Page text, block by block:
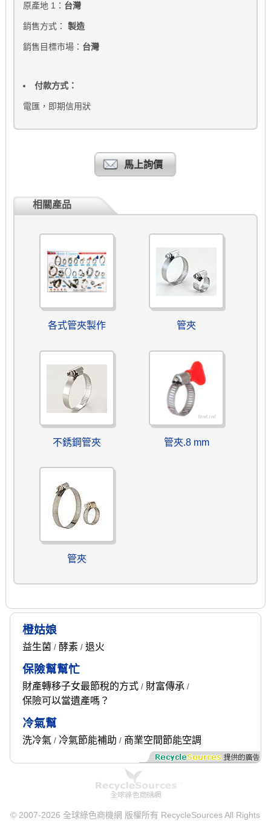
原產地 1： 台灣
銷售方式： 製造
銷售目標市場： 台灣
付款方式：
電匯，即期信用狀
馬上詢價
相關產品
各式管夾製作 管夾
不銹鋼管夾 管夾.8 mm
管夾
橙姑娘
益生菌 / 酵素/ 退火
保險幫幫忙
財產轉移子女最節稅的方式/ 財富傳承/
保險可以當遺產嗎？
冷氣幫
洗冷氣/ 冷氣節能補助 / 商業空間節能空調
© 2007-2026 全球綠色商機網 版權所有 RecycleSources All Rights